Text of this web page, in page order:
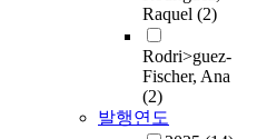
Raquel (2)
Rodri>guez-
Fischer, Ana
(2)
발행연도